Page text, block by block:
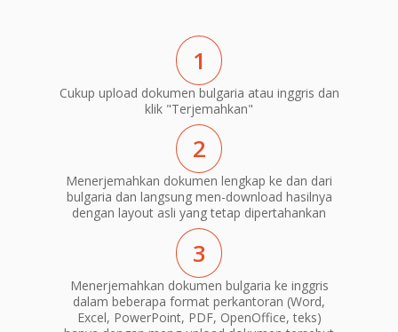
1
Cukup upload dokumen bulgaria atau inggris dan
klik "Terjemahkan"
2
Menerjemahkan dokumen lengkap ke dan dari
bulgaria dan langsung men-download hasilnya
dengan layout asli yang tetap dipertahankan
3
Menerjemahkan dokumen bulgaria ke inggris
dalam beberapa format perkantoran (Word,
Excel, PowerPoint, PDF, OpenOffice, teks)